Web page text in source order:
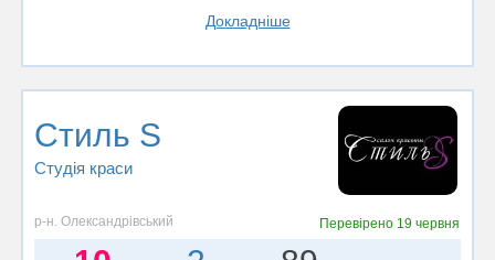
Докладніше
Стиль S
Студія краси
р-н. Олександрівський Перевірено 19 червня